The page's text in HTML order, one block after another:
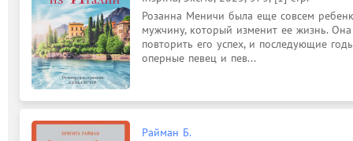
Розанна Меничи была еще совсем
мужчину, который изменит ее жизнь.
повторить его успех, и последующие
оперные певец и пев...
Райман Б.